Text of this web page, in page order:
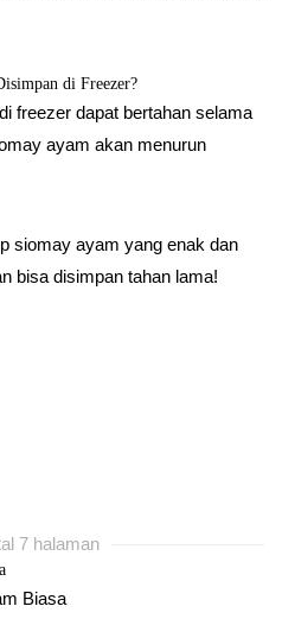
di Freezer?
freezer dapat bertahan selama
ayam akan menurun
siomay ayam yang enak dan
bisa disimpan tahan lama!
7 halaman